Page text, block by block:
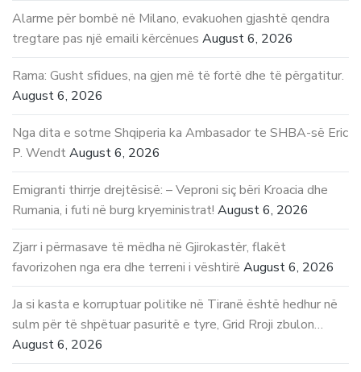
Alarme për bombë në Milano, evakuohen gjashtë qendra
tregtare pas një emaili kërcënues August 6, 2026
Rama: Gusht sfidues, na gjen më të fortë dhe të përgatitur.
August 6, 2026
Nga dita e sotme Shqiperia ka Ambasador te SHBA-së Eric
P. WendtAugust 6, 2026
Emigranti thirrje drejtësisë: – Veproni siç bëri Kroacia dhe
Rumania, i futi në burg kryeministrat! August 6, 2026
Zjarr i përmasave të mëdha në Gjirokastër, flakët
favorizohen nga era dhe terreni i vështirë August 6, 2026
Ja si kasta e korruptuar politike në Tiranë është hedhur në
sulm për të shpëtuar pasuritë e tyre, Grid Rroji zbulon…
August 6, 2026